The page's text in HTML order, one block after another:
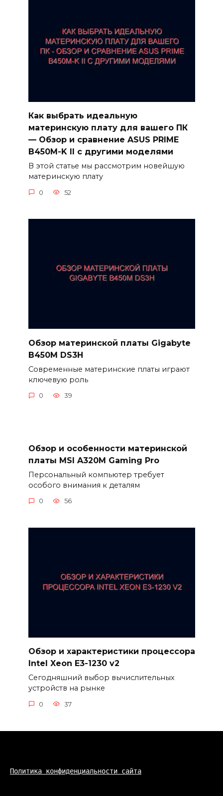
Как выбрать идеальную
материнскую плату для вашего ПК
— Обзор и сравнение ASUS PRIME
B450M-K II с другими моделями
В этой статье мы рассмотрим новейшую
материнскую плату
0 52
Обзор материнской платы Gigabyte
B450M DS3H
Современные материнские платы играют
ключевую роль
0 39
Обзор и особенности материнской
платы MSI A320M Gaming Pro
Персональный компьютер требует
особого внимания к деталям
0 56
Обзор и характеристики процессора
Intel Xeon E3-1230 v2
Сегодняшний выбор вычислительных
устройств на рынке
0 37
Политика конфиденциальности сайта